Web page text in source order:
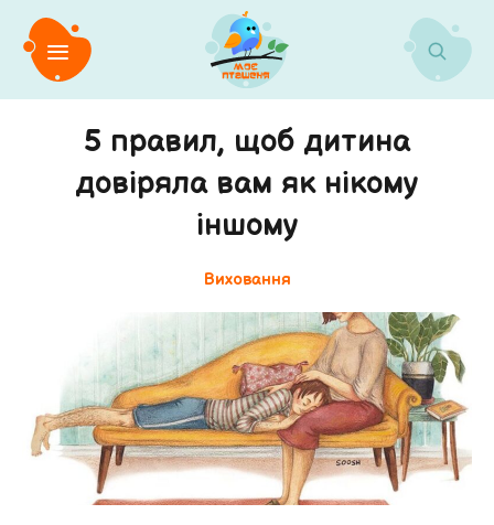
5 правил, щоб дитина
довіряла вам як нікому
іншому
Виховання